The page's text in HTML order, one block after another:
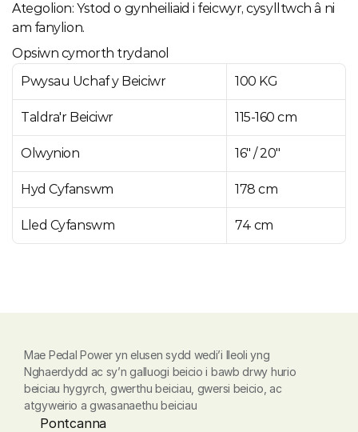
Ategolion: Ystod o gynheiliaid i feicwyr, cysylltwch â ni
am fanylion.
Opsiwn cymorth trydanol
Pwysau Uchaf y Beiciwr
100 KG
Taldra'r Beiciwr 115-160 cm
Olwynion 16" / 20"
Hyd Cyfanswm 178 cm
Lled Cyfanswm 74 cm
Mae Pedal Power yn elusen sydd wedi’i lleoli yng
Nghaerdydd ac sy’n galluogi beicio i bawb drwy hurio
beiciau hygyrch, gwerthu beiciau, gwersi beicio, ac
atgyweirio a gwasanaethu beiciau
Pontcanna